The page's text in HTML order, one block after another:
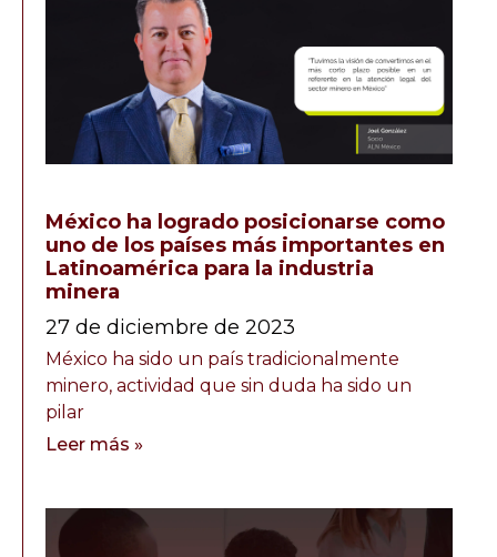
México ha logrado posicionarse como
uno de los países más importantes en
Latinoamérica para la industria
minera
27 de diciembre de 2023
México ha sido un país tradicionalmente
minero, actividad que sin duda ha sido un
pilar
Leer más »